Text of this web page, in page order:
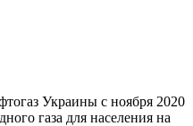
Украины с ноября 2020
газа для населения на